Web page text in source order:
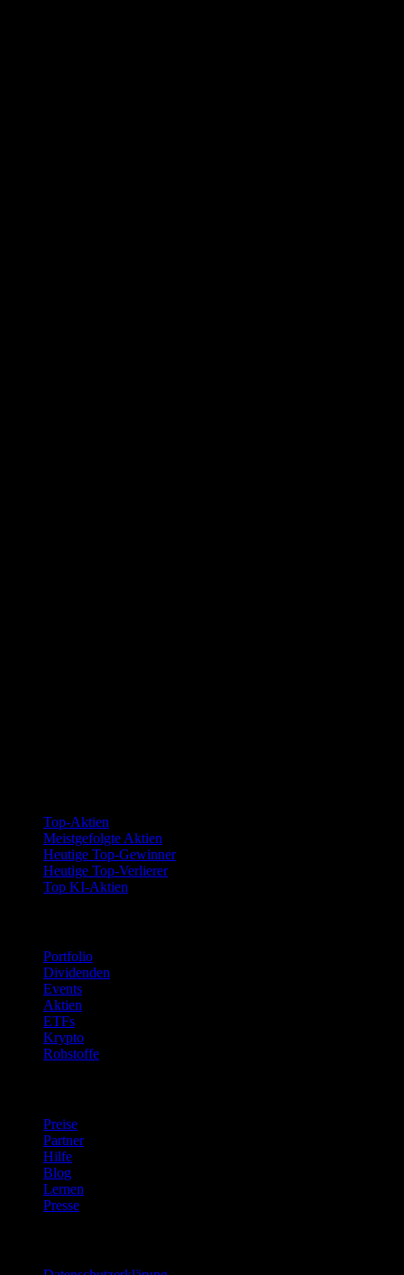
Top-Aktien
Meistgefolgte Aktien
Heutige Top-Gewinner
Heutige Top-Verlierer
Top KI-Aktien
Portfolio
Dividenden
Events
Aktien
ETFs
Krypto
Rohstoffe
Preise
Partner
Hilfe
Blog
Lernen
Presse